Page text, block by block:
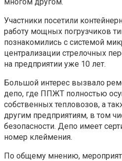
Участники посетили
работу мощных погрузчиков
познакомились с системой
централизации стрелочных
на предприятии уже 10 лет.
Большой интерес вызвало
депо, где ППЖТ полностью
собственных тепловозов, а
другим предприятиям, в том
безопасности. Депо имеет
номер клеймения.
По общему мнению,